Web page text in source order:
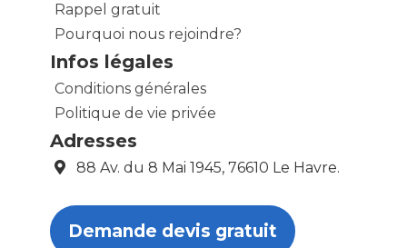
Rappel gratuit
Pourquoi nous rejoindre?
Infos légales
Conditions générales
Politique de vie privée
Adresses
88 Av. du 8 Mai 1945, 76610 Le Havre.
Demande devis gratuit